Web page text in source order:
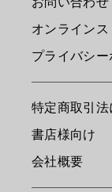
オンライン
プライバシー
特定商取引
書店様向け
会社概要